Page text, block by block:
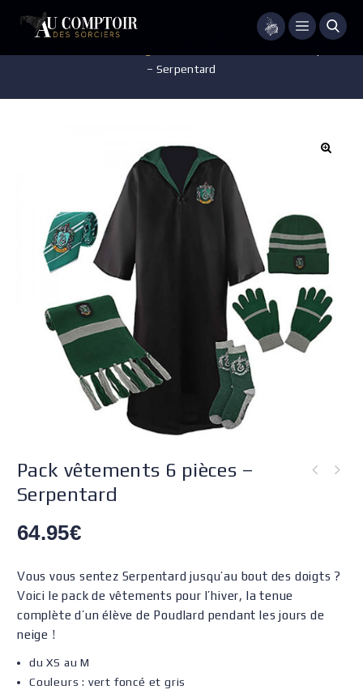
Menu
– Serpentard
Pack vêtements 6 pièces –
Serpentard
64.95€
Vous vous sentez Serpentard jusqu’au bout des doigts ?
Voici le pack de vêtements pour l’hiver, la tenue
complète d’un élève de Poudlard pendant les jours de
neige !
du XS au M
Couleurs : vert foncé et gris